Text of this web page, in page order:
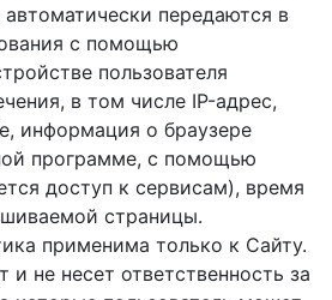
автоматически передаются в
с помощью
пользователя
в том числе IP-адрес,
информация о браузере
программе, с помощью
доступ к cервисам), время
страницы.
применима только к Сайту.
и не несет ответственность за